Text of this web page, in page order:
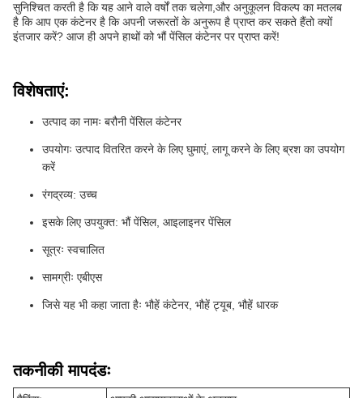
सुनिश्चित करती है कि यह आने वाले वर्षों तक चलेगा,और अनुकूलन विकल्प का मतलब
है कि आप एक कंटेनर है कि अपनी जरूरतों के अनुरूप है प्राप्त कर सकते हैंतो क्यों
इंतजार करें? आज ही अपने हाथों को भौं पेंसिल कंटेनर पर प्राप्त करें!
विशेषताएं:
उत्पाद का नामः बरौनी पेंसिल कंटेनर
उपयोगः उत्पाद वितरित करने के लिए घुमाएं, लागू करने के लिए ब्रश का उपयोग
करें
रंगद्रव्य: उच्च
इसके लिए उपयुक्त: भौं पेंसिल, आइलाइनर पेंसिल
सूत्रः स्वचालित
सामग्रीः एबीएस
जिसे यह भी कहा जाता हैः भौहें कंटेनर, भौहें ट्यूब, भौहें धारक
तकनीकी मापदंडः